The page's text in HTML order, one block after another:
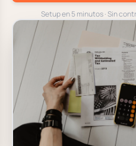
Setup en 5 minutos · Sin